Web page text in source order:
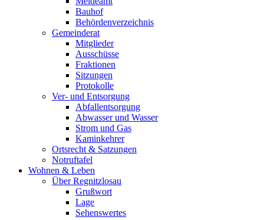
Bauhof
Behördenverzeichnis
Gemeinderat
Mitglieder
Ausschüsse
Fraktionen
Sitzungen
Protokolle
Ver- und Entsorgung
Abfallentsorgung
Abwasser und Wasser
Strom und Gas
Kaminkehrer
Ortsrecht & Satzungen
Notruftafel
Wohnen & Leben
Über Regnitzlosau
Grußwort
Lage
Sehenswertes